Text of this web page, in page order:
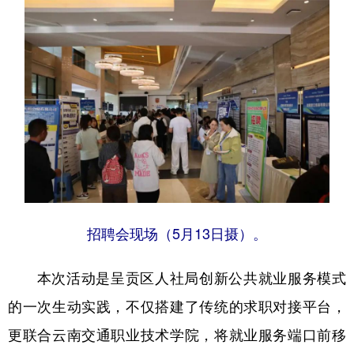
招聘会现场（5月13日摄）。
本次活动是呈贡区人社局创新公共就业服务模式
的一次生动实践，不仅搭建了传统的求职对接平台，
更联合云南交通职业技术学院，将就业服务端口前移